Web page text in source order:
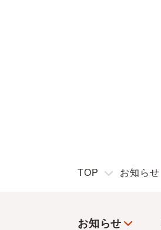
TOP お知らせ
お知らせ